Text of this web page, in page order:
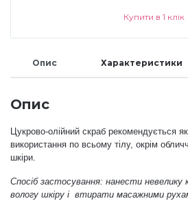
Слюда
Брокат
Інші прикраси
Купити в 1 клік
Опис Характеристики
Опис
Цукрово-олійний скраб рекомендується
використання по всьому тілу, окрім
шкіри.
Спосіб застосування: нанести невелику
вологу шкіру і втирати масажними